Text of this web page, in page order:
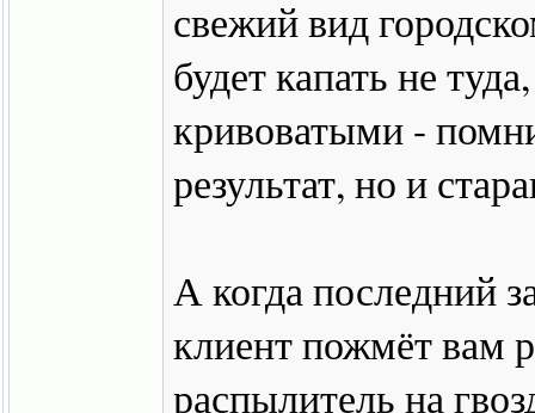
свежий вид
будет капать не
кривоватыми -
результат, но и
А когда последний
клиент пожмёт вам
распылитель на